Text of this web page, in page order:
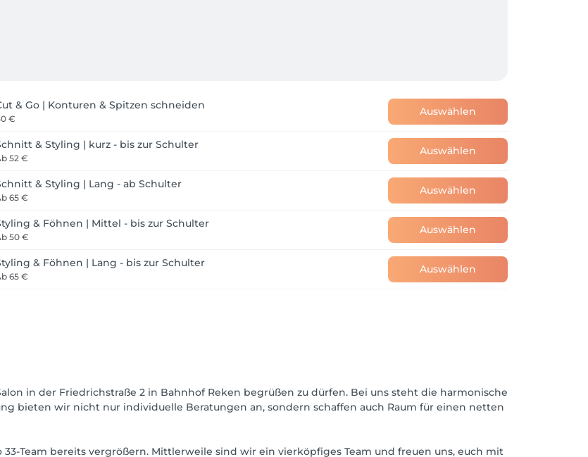
& Go | Konturen & Spitzen schneiden
€
Auswählen
& Styling | kurz - bis zur Schulter
52 €
Auswählen
& Styling | Lang - ab Schulter
65 €
Auswählen
& Föhnen | Mittel - bis zur Schulter
50 €
Auswählen
& Föhnen | Lang - bis zur Schulter
65 €
Auswählen
in der Friedrichstraße 2 in Bahnhof Reken begrüßen zu dürfen. Bei uns steht die harmonische
bieten wir nicht nur individuelle Beratungen an, sondern schaffen auch Raum für einen netten
Team bereits vergrößern. Mittlerweile sind wir ein vierköpfiges Team und freuen uns, euch mit